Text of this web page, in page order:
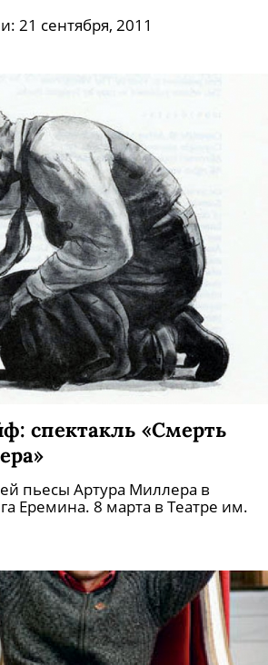
21 сентября, 2011
спектакль «Смерть
пьесы Артура Миллера в
Еремина. 8 марта в Театре им.